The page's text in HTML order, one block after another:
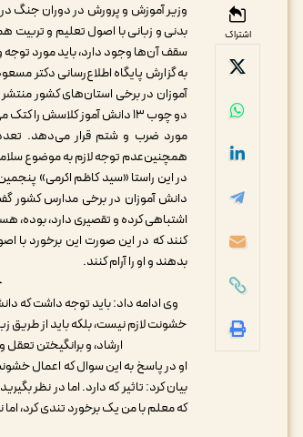
اشتراک
وزیر آموزش و پرورش در دوران جنگ
بدنی و زبانی با اصول تعلیم و تربیت
سقف آن‌ها وجود دارد، باید مورد توجه و
به گزارش پایگاه اطلاع‌رسانی دکتر
آموزان در برخی استان‌های کشور
دو چوب ۱۳ دانش آموز
مورد ضرب و شتم قرار می‌دهد. تعدد
همچنین‌عدم توجه لازم به موضوع
در این راستا «سید کاظم اکرمی»
دانش آموزان در برخی مدارس کشور
اشتباهی کرده و تقصیری دارد، بوده،
کنند که در این صورت این برخورد
بدهند و او را آرام کنند.
وی ادامه داد: باید توجه داشت که
خشونت لازم نیست، بلکه باید از طریق
ارشاد، و برانگیختن
او در پاسخ به این سوال که اعمال
بیان کرد: تاثیر که دارد. اما در نظر
که معلم با من یک برخورد تندی کرد،